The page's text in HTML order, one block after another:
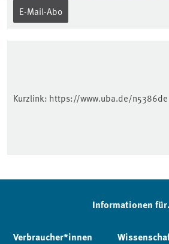
E-Mail-Abo
Kurzlink: https://www.uba.de/n5386de
Informationen
Verbraucher*innen